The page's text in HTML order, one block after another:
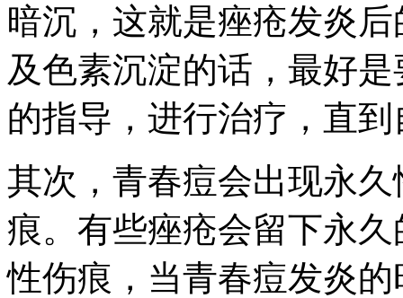
暗沉，这就是痤疮发炎
及色素沉淀的话，最好
的指导，进行治疗，直
其次，青春痘会出现永
痕。有些痤疮会留下永
性伤痕，当青春痘发炎